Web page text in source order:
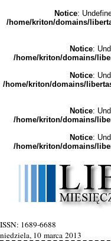
Notice:
/home/kriton/domains/
Notice:
/home/kriton/domains/
Notice:
/home/kriton/domains/
Notice:
/home/kriton/domains/
Notice:
/home/kriton/domains/
ISSN: 1689-6688
niedziela, 10 marca 2013